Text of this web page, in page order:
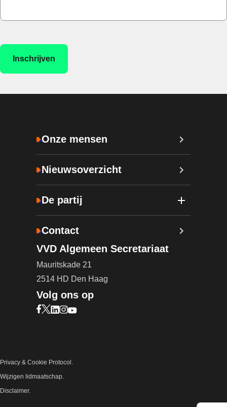
Onze mensen
Nieuwsoverzicht
De partij
Contact
VVD Algemeen Secretariaat
Mauritskade 21
2514 HD Den Haag
Volg ons op
Bezoek onze Facebook pagina (opent in nieuw
Bezoek onze X pagina (opent in nieuw tabblad)
Bezoek onze LinkedIn pagina (opent in nieuw
Bezoek onze Instagram pagina (opent in
Bezoek onze YouTube pagina (opent in
Privacy & Cookie Protocol.
Wijzigen lidmaatschap.
Disclaimer.